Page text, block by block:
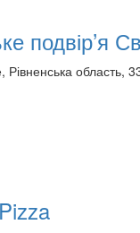
область,